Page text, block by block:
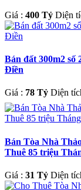
Giá : 400 Tỷ Diện
Bán đất 300m2
Điền
Giá : 78 Tỷ Diện
Bán Tòa Nhà
Thuê 85 triệu
Giá : 31 Tỷ Diện